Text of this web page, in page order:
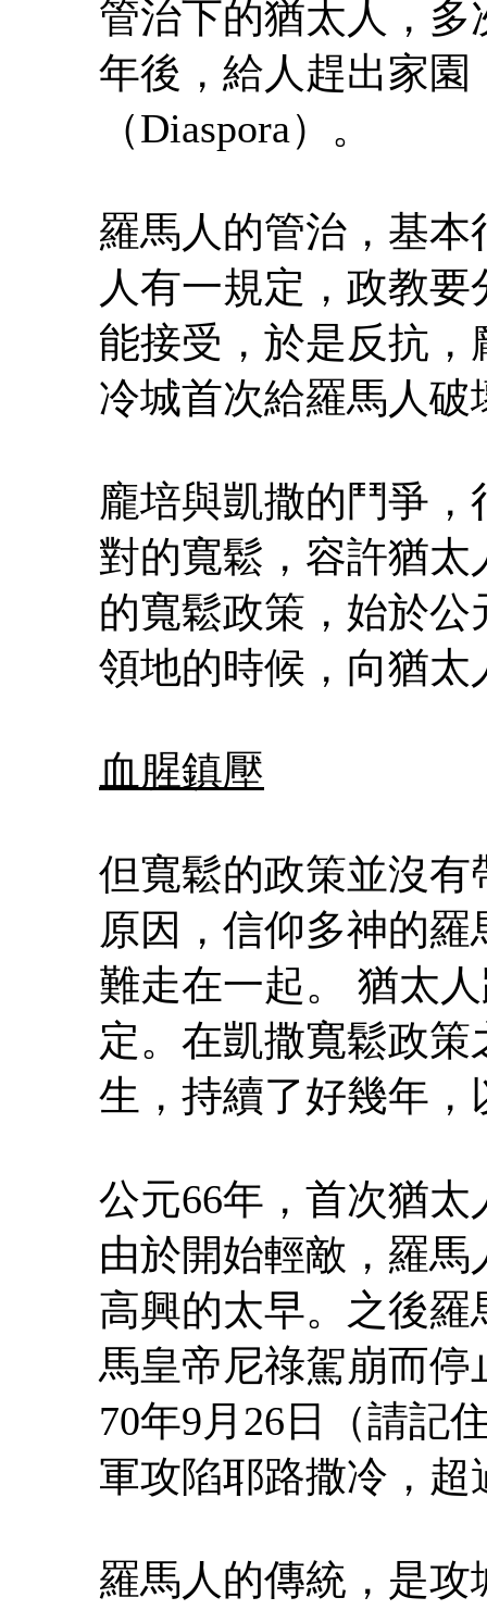
管治下的猶太人，
年後，給人趕出家
（Diaspora）。
羅馬人的管治，基
人有一規定，政教
能接受，於是反抗
冷城首次給羅馬人
龐培與凱撒的鬥爭
對的寬鬆，容許猶
的寬鬆政策，始於
領地的時候，向猶太
血腥鎮壓
但寬鬆的政策並沒
原因，信仰多神的
難走在一起。 猶太
定。在凱撒寬鬆政
生，持續了好幾年
公元66年，首次猶
由於開始輕敵，羅
高興的太早。之後
馬皇帝尼祿駕崩而
70年9月26日（請記
軍攻陷耶路撒冷，
羅馬人的傳統，是